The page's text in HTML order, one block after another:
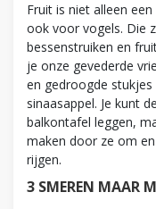
Fruit is niet alleen
ook voor vogels. Die
bessenstruiken en
je onze gevederde
en gedroogde
sinaasappel. Je kunt
balkontafel leggen,
maken door ze om
rijgen.
3 SMEREN MAAR